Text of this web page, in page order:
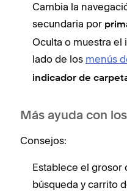
Cambia la
secundaria por
Oculta o muestra
lado de los menús
indicador de
Más ayuda con
Consejos:
Establece el grosor
búsqueda y carrito